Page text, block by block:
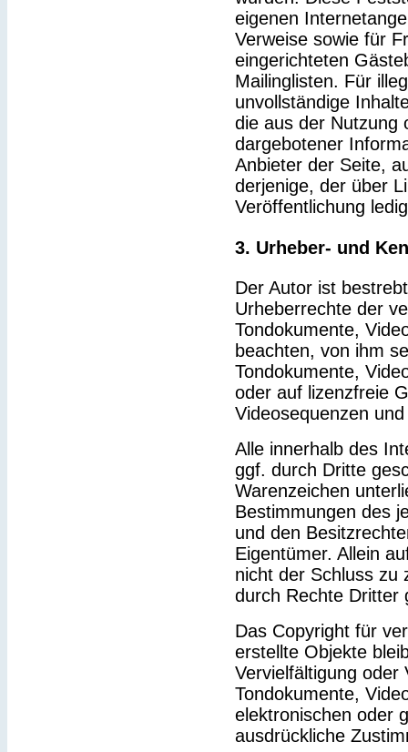
eigenen
Verweise sowie für
eingerichteten
Mailinglisten. Für
unvollständige
die aus der Nutzung
dargebotener
Anbieter der Seite,
derjenige, der über
Veröffentlichung
3. Urheber- und
Der Autor ist
Urheberrechte der
Tondokumente,
beachten, von ihm
Tondokumente,
oder auf lizenzfreie
Videosequenzen
Alle innerhalb des
ggf. durch Dritte
Warenzeichen
Bestimmungen des
und den
Eigentümer. Allein
nicht der Schluss zu
durch Rechte Dritter
Das Copyright für
erstellte Objekte
Vervielfältigung oder
Tondokumente,
elektronischen oder
ausdrückliche